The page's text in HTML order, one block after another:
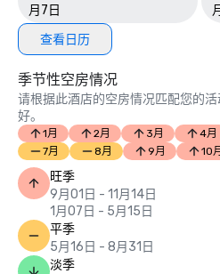
月7日
查看日历
季节性空房情况
请根据此酒店的空房情况匹配您的
好。
1月 2月 3月 4月
7月
8月 9月 10月
旺季
9月01日 - 11月14日
1月07日 - 5月15日
平季
5月16日 - 8月31日
淡季